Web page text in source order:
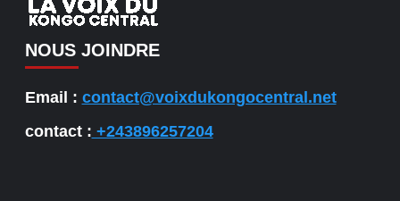
NOUS JOINDRE
Email : contact@voixdukongocentral.net
contact : +243896257204